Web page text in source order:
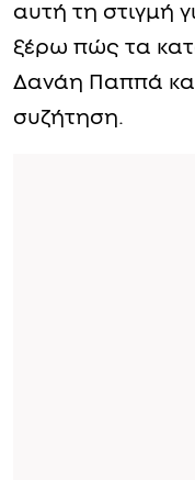
αυτή τη στιγμή
ξέρω πώς τα
Δανάη Παππά
συζήτηση.